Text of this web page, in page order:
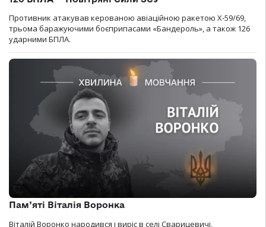
Противник атакував керованою авіаційною ракетою Х-59/69,
трьома баражуючими боєприпасами «Бандероль», а також 126
ударними БПЛА.
Пам’яті Віталія Воронка
Віталій Воронко народився і виріс в селі Сварицевичі,